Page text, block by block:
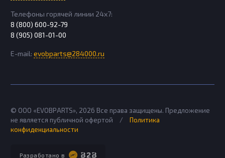
Телефоны горячей линии 24х7:
8 (800) 600-92-79
8 (905) 081-01-00
E-mail: evobparts@284000.ru
Разработано в
© ООО «EVOBPARTS», 2026 Все права защищены. Предложение
не является публичной офертой
/
Политика
конфиденциальности